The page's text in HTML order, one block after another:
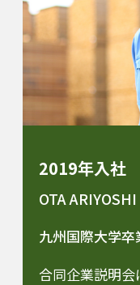
2019年入社
OTA ARIYOSHI
九州国際大学卒
合同企業説明